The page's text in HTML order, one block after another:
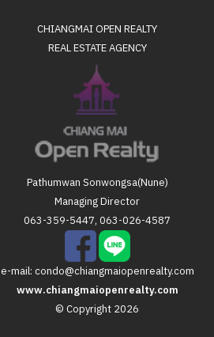
CHIANGMAI OPEN REALTY
REAL ESTATE AGENCY
Pathumwan Sonwongsa(Nune)
Managing Director
063-359-5447, 063-026-4587
e-mail:condo@chiangmaiopenrealty.com
www.chiangmaiopenrealty.com
© Copyright 2026